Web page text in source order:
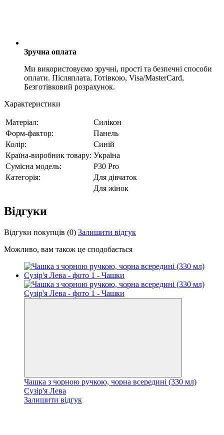
Зручна оплата
Ми використовуємо зручні, прості та безпечні способи
оплати. Післяплата, Готівкою, Visa/MasterCard,
Безготівковий розрахунок.
Характеристики
Матеріал:
Силікон
Форм-фактор:
Панель
Колір:
Синій
Країна-виробник товару: Україна
Сумісна модель:
P30 Pro
Категорія:
Для дівчаток
Для жінок
Відгуки
Відгуки покупців (0) Залишити відгук
Можливо, вам також це сподобається
Чашка з чорною ручкою, чорна всередині (330 мл)
Сузір'я Лева
Залишити відгук